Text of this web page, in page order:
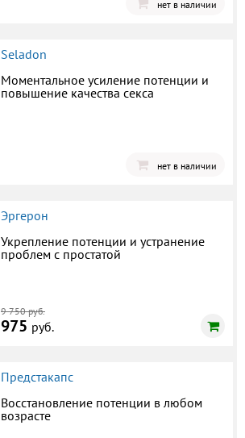
нет в наличии
Seladon
Моментальное усиление потенции и
повышение качества секса
нет в наличии
Эргерон
Укрепление потенции и устранение
проблем с простатой
9 750 руб.
975 руб.
Предстакапс
Восстановление потенции в любом
возрасте